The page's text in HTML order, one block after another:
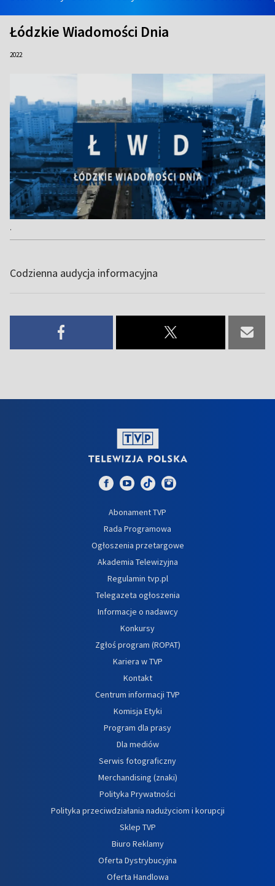
Łódzkie Wiadomości Dnia
2022
.
Codzienna audycja informacyjna
Abonament TVP
Rada Programowa
Ogłoszenia przetargowe
Akademia Telewizyjna
Regulamin tvp.pl
Telegazeta ogłoszenia
Informacje o nadawcy
Konkursy
Zgłoś program (ROPAT)
Kariera w TVP
Kontakt
Centrum informacji TVP
Komisja Etyki
Program dla prasy
Dla mediów
Serwis fotograficzny
Merchandising (znaki)
Polityka Prywatności
Polityka przeciwdziałania nadużyciom i korupcji
Sklep TVP
Biuro Reklamy
Oferta Dystrybucyjna
Oferta Handlowa